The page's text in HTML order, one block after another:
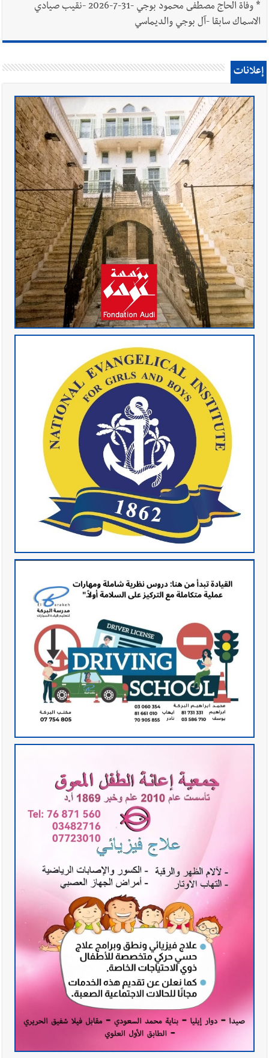
*
وفاة الحاج مصطفى محمود بوجي -31-7-2026 -نقيب صيادي
الاسماك سابقا -آل بوجي والديماسي
إعلانات